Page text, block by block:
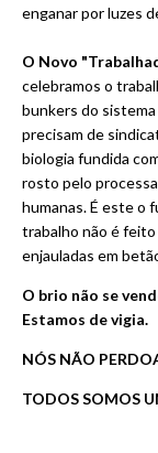
enganar por luzes
O Novo
celebramos o
bunkers do sistema
precisam de
biologia fundida
rosto pelo
humanas. É este o
trabalho não é
enjauladas em
O brio não se
Estamos de vigia.
NÓS NÃO
TODOSSOMOS